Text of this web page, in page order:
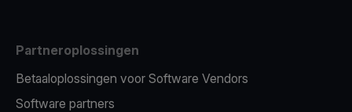
Partneroplossingen
Betaaloplossingen voor Software Vendors
Software partners